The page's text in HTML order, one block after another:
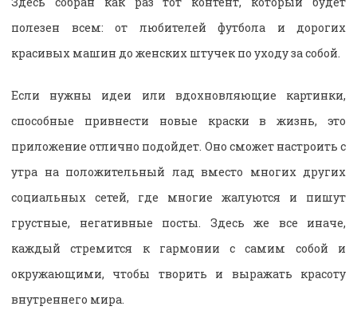
полезен всем: от любителей футбола и дорогих
красивых машин до женских штучек по уходу за собой.
Если нужны идеи или вдохновляющие картинки,
способные привнести новые краски в жизнь, это
приложение отлично подойдет. Оно сможет настроить с
утра на положительный лад вместо многих других
социальных сетей, где многие жалуются и пишут
грустные, негативные посты. Здесь же все иначе,
каждый стремится к гармонии с самим собой и
окружающими, чтобы творить и выражать красоту
внутреннего мира.